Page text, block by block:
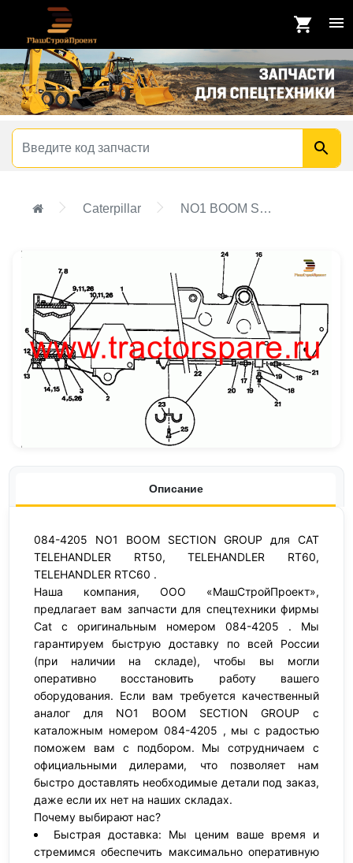
Caterpillar NO1 BOOM SECTION GROUP
Описание
084-4205 NO1 BOOM SECTION GROUP для CAT
TELEHANDLER RT50, TELEHANDLER RT60,
TELEHANDLER RTC60 .
Наша компания, ООО «МашСтройПроект»,
предлагает вам запчасти для спецтехники фирмы
Cat с оригинальным номером 084-4205 . Мы
гарантируем быструю доставку по всей России
(при наличии на складе), чтобы вы могли
оперативно восстановить работу вашего
оборудования. Если вам требуется качественный
аналог для NO1 BOOM SECTION GROUP с
каталожным номером 084-4205 , мы с радостью
поможем вам с подбором. Мы сотрудничаем с
официальными дилерами, что позволяет нам
быстро доставлять необходимые детали под заказ,
даже если их нет на наших складах.
Почему выбирают нас?
Быстрая доставка: Мы ценим ваше время и
стремимся обеспечить максимально оперативную